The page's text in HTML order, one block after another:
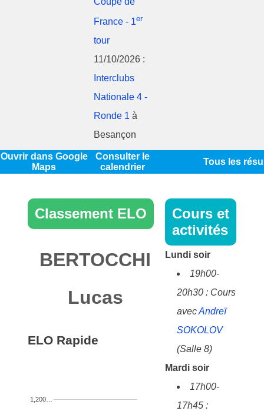
France - 1er
tour
11/10/2026 :
Interclubs
Nationale 4 -
Ronde 1 à
Besançon
Ouvrir dans Google
Maps
Consulter le
calendrier
Tous les
Classement ELO
BERTOCCHI
Lucas
ELO Rapide
1,200…
Cours et
activités
Lundi soir
19h00-
20h30 : Cours
avecAndreï
SOKOLOV
(Salle 8)
Mardi soir
17h00-
17h45 :